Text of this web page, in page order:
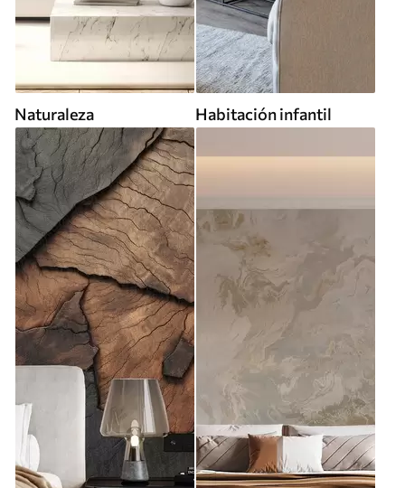
Naturaleza Habitación infantil